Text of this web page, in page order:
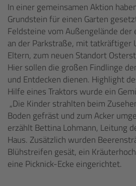
In einer gemeinsamen Aktion
Grundstein für einen Garten
Feldsteine vom Außengelände
an der Parkstraße, mit tatkräftiger
Eltern, zum neuen Standort
Hier sollen die großen Findlinge
und Entdecken dienen. Highlight
Hilfe eines Traktors wurde ein
„Die Kinder strahlten beim
Boden gefräst und zum Acker
erzählt Bettina Lohmann, Leitung
Haus. Zusätzlich wurden
Blühstreifen gesät, ein
eine Picknick-Ecke eingerichtet.